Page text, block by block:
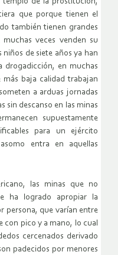
que porque tienen el
también tienen grandes
veces venden su
de siete años ya han
drogadicción, en muchas
baja calidad trabajan
a arduas jornadas
sin descanso en las minas
supuestamente
para un ejército
entra en aquellas
las minas que no
ha logrado apropiar la
persona, que varían entre
con pico y a mano, lo cual
cercenados derivado
padecidos por menores